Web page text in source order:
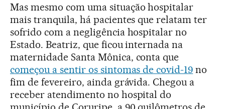
Mas mesmo com uma situação hospitalar
mais tranquila, há pacientes que relatam ter
sofrido com a negligência hospitalar no
Estado. Beatriz, que ficou internada na
maternidade Santa Mônica, conta que
começou a sentir os sintomas de covid-19 no
fim de fevereiro, ainda grávida. Chegou a
receber atendimento no hospital do